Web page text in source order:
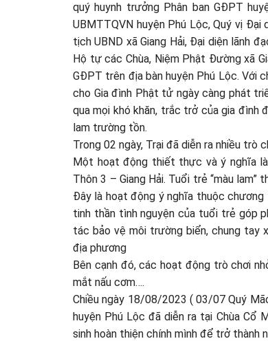
quý huynh trưởng Phân ban GĐPT
UBMTTQVN huyện Phú Lộc, Quý vị Đại
tịch UBND xã Giang Hải, Đại diện lãnh
Hộ tự các Chùa, Niệm Phật Đường xã
GĐPT trên địa bàn huyện Phú Lộc. Với
cho Gia đình Phật tử ngày càng phát
qua mọi khó khăn, trắc trở của gia đình
lam trường tồn.
Trong 02 ngày, Trại đã diễn ra nhiều trò
Một hoạt động thiết thực và ý nghĩa
Thôn 3 – Giang Hải. Tuổi trẻ “màu lam”
Đây là hoạt động ý nghĩa thuộc
tinh thần tình nguyện của tuổi trẻ góp
tác bảo vệ môi trường biển, chung tay
địa phương
Bên cạnh đó, các hoạt động trò chơi
mắt nấu cơm….
Chiều ngày 18/08/2023 ( 03/07 Quý
huyện Phú Lộc đã diễn ra tại Chùa Cổ
sinh hoàn thiện chính mình để trở thành